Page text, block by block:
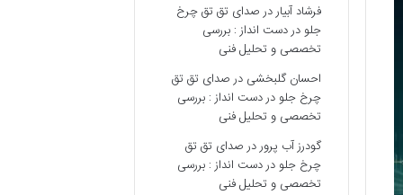
فرشاد آبیاردرصدای تق تق چرخ
جلو در دست انداز : بررسی
تخصصی و تحلیل فنی
احسان گلبخشی درصدای تق تق
چرخ جلو در دست انداز : بررسی
تخصصی و تحلیل فنی
گودرز آب پروردرصدای تق تق
چرخ جلو در دست انداز : بررسی
تخصصی و تحلیل فنی